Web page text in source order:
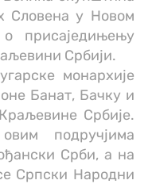
Словена у Новом
присаједињењу
Србији.
монархије
Банат, Бачку и
Србије.
подручјима
Срби, а на
Српски Народни